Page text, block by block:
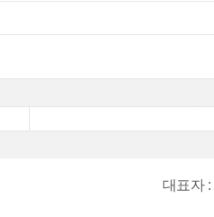
대표자: